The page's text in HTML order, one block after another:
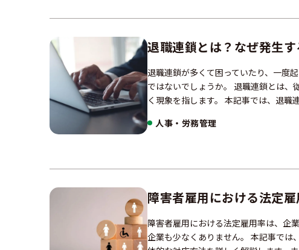
退職連鎖とは？なぜ発生
退職連鎖が多くて困っていたり、一度
ではないでしょうか。 退職連鎖とは、
く現象を指します。 本記事では、退
人事・労務管理
障害者雇用における法定
障害者雇用における法定雇用率は、企
企業も少なくありません。 本記事では